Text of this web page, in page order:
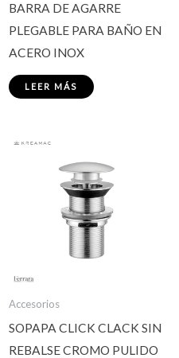
BARRA DE AGARRE
PLEGABLE PARA BAÑO EN
ACERO INOX
LEER MÁS
Accesorios
SOPAPA CLICK CLACK SIN
REBALSE CROMO PULIDO